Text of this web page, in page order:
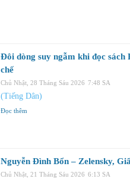
Đôi dòng suy ngẫm khi đọc sách
chế
Chủ Nhật, 28 Tháng Sáu 2026 7:48 SA
(Tiếng Dân)
Đọc thêm
Nguyễn Đình Bổn – Zelensky,
Chủ Nhật, 21 Tháng Sáu 2026 6:13 SA